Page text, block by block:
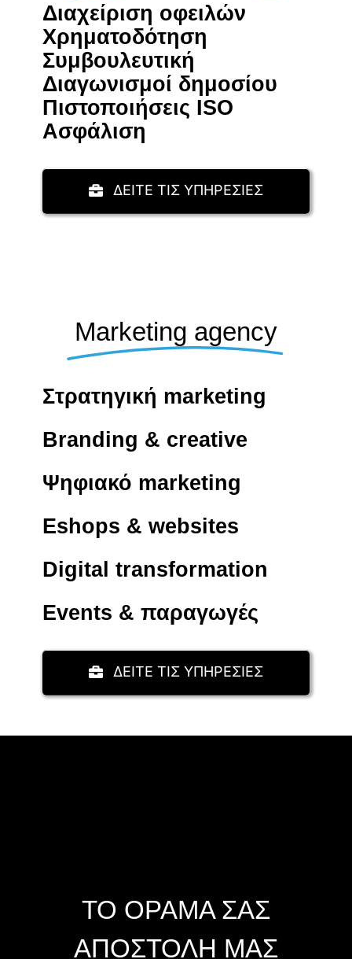
Διαχείριση οφειλών
Χρηματοδότηση
Συμβουλευτική
Διαγωνισμοί δημοσίου
Πιστοποιήσεις ISO
Aσφάλιση
ΔΕΙΤΕ ΤΙΣ ΥΠΗΡΕΣΙΕΣ
Marketing agency
Στρατηγική marketing
Branding & creative
Ψηφιακό marketing
Eshops & websites
Digital transformation
Events & παραγωγές
ΔΕΙΤΕ ΤΙΣ ΥΠΗΡΕΣΙΕΣ
ΤΟ ΟΡΑΜΑ ΣΑΣ
ΑΠΟΣΤΟΛΗ ΜΑΣ